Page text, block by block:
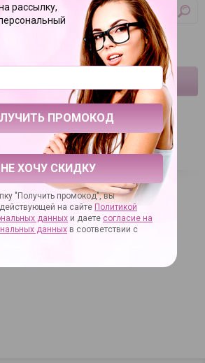
Ваша корзина пуста
→ Бренды
нашем магазине
рассылку,
НЕ ХОЧУ СКИДКУ
"Получить промокод", вы
на сайте Политикой
данных и даете согласие на
данных в соответствии с